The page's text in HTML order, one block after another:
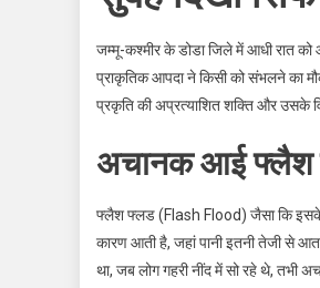
जम्मू-कश्मीर के डोडा जिले में आधी रात
प्राकृतिक आपदा ने किसी को संभलने का
प्रकृति की अप्रत्याशित शक्ति और उसके
अचानक आई फ्लैश
फ्लैश फ्लड (Flash Flood) जैसा कि इसके
कारण आती है, जहां पानी इतनी तेजी से
था, जब लोग गहरी नींद में सो रहे थे, तभी